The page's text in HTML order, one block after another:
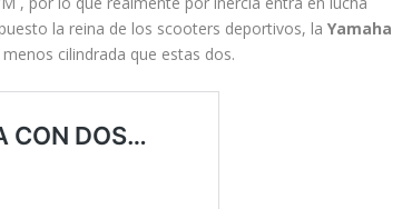
la reina de los scooters deportivos, la Yamaha
cilindrada que estas dos.